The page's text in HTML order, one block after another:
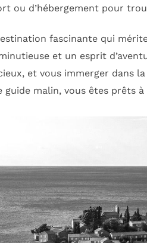
ou d’hébergement pour
fascinante qui
et un esprit
et vous immerger dans
guide malin, vous êtes prêts